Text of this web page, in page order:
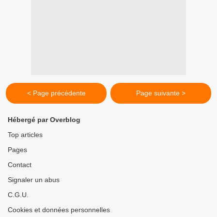
< Page précédente Page suivante >
Hébergé par Overblog
Top articles
Pages
Contact
Signaler un abus
C.G.U.
Cookies et données personnelles